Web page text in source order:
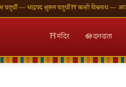
— भाद्रपद शुक्ल चतुर्थी⛩ काशी विश्वनाथ — आज के
⛩मंदिर 🪷दानदाता